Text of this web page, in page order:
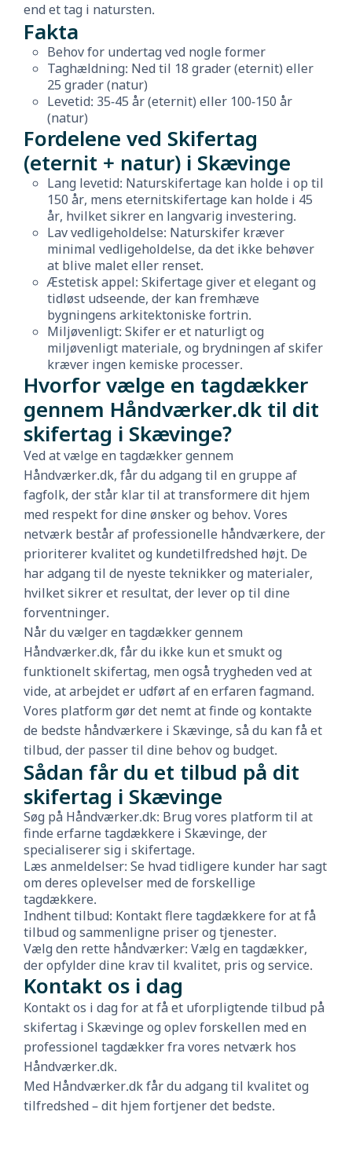
end et tag i natursten.
Fakta
Behov for undertag ved nogle former
Taghældning: Ned til 18 grader (eternit) eller
25 grader (natur)
Levetid: 35-45 år (eternit) eller 100-150 år
(natur)
Fordelene ved Skifertag
(eternit + natur) i Skævinge
Lang levetid: Naturskifertage kan holde i op til
150 år, mens eternitskifertage kan holde i 45
år, hvilket sikrer en langvarig investering.
Lav vedligeholdelse: Naturskifer kræver
minimal vedligeholdelse, da det ikke behøver
at blive malet eller renset.
Æstetisk appel: Skifertage giver et elegant og
tidløst udseende, der kan fremhæve
bygningens arkitektoniske fortrin.
Miljøvenligt: Skifer er et naturligt og
miljøvenligt materiale, og brydningen af skifer
kræver ingen kemiske processer.
Hvorfor vælge en tagdækker
gennem Håndværker.dk til dit
skifertag i Skævinge?
Ved at vælge en tagdækker gennem
Håndværker.dk, får du adgang til en gruppe af
fagfolk, der står klar til at transformere dit hjem
med respekt for dine ønsker og behov. Vores
netværk består af professionelle håndværkere, der
prioriterer kvalitet og kundetilfredshed højt. De
har adgang til de nyeste teknikker og materialer,
hvilket sikrer et resultat, der lever op til dine
forventninger.
Når du vælger en tagdækker gennem
Håndværker.dk, får du ikke kun et smukt og
funktionelt skifertag, men også trygheden ved at
vide, at arbejdet er udført af en erfaren fagmand.
Vores platform gør det nemt at finde og kontakte
de bedste håndværkere i Skævinge, så du kan få et
tilbud, der passer til dine behov og budget.
Sådan får du et tilbud på dit
skifertag i Skævinge
Søg på Håndværker.dk: Brug vores platform til at
finde erfarne tagdækkere i Skævinge, der
specialiserer sig i skifertage.
Læs anmeldelser: Se hvad tidligere kunder har sagt
om deres oplevelser med de forskellige
tagdækkere.
Indhent tilbud: Kontakt flere tagdækkere for at få
tilbud og sammenligne priser og tjenester.
Vælg den rette håndværker: Vælg en tagdækker,
der opfylder dine krav til kvalitet, pris og service.
Kontakt os i dag
Kontakt os i dag for at få et uforpligtende tilbud på
skifertag i Skævinge og oplev forskellen med en
professionel tagdækker fra vores netværk hos
Håndværker.dk.
Med Håndværker.dk får du adgang til kvalitet og
tilfredshed – dit hjem fortjener det bedste.